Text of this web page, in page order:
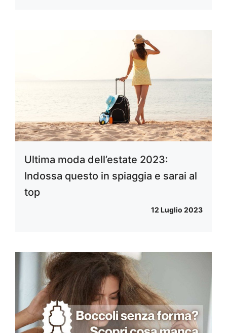
Ultima moda dell’estate 2023:
Indossa questo in spiaggia e sarai al
top
12 Luglio 2023